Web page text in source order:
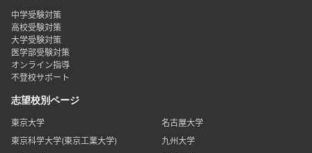
中学受験対策
高校受験対策
大学受験対策
医学部受験対策
オンライン指導
不登校サポート
志望校別ページ
東京大学
名古屋大学
東京科学大学(東京工業大学)
九州大学